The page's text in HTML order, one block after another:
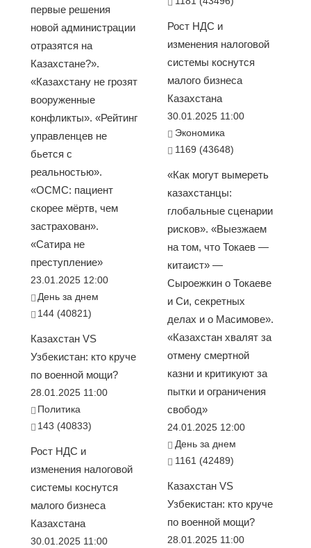
первые решения
новой администрации
отразятся на
Казахстане?».
«Казахстану не грозят
вооруженные
конфликты». «Рейтинг
управленцев не
бьется с
реальностью».
«ОСМС: пациент
скорее мёртв, чем
застрахован».
«Сатира не
преступление»
23.01.2025 12:00
День за днем
144 (40821)
Казахстан VS
Узбекистан: кто круче
по военной мощи?
28.01.2025 11:00
Политика
143 (40833)
Рост НДС и
изменения налоговой
системы коснутся
малого бизнеса
Казахстана
30.01.2025 11:00
Рост НДС и
изменения налоговой
системы коснутся
малого бизнеса
Казахстана
30.01.2025 11:00
Экономика
1169 (43648)
«Как могут вымереть
казахстанцы:
глобальные сценарии
рисков». «Выезжаем
на том, что Токаев —
китаист» —
Сыроежкин о Токаеве
и Си, секретных
делах и о Масимове».
«Казахстан хвалят за
отмену смертной
казни и критикуют за
пытки и ограничения
свобод»
24.01.2025 12:00
День за днем
1161 (42489)
Казахстан VS
Узбекистан: кто круче
по военной мощи?
28.01.2025 11:00